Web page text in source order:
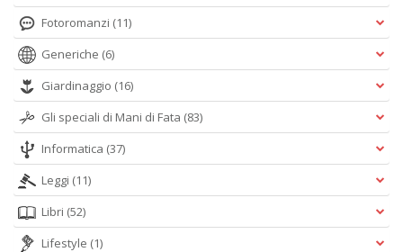
Fotoromanzi (11)
Generiche (6)
Giardinaggio (16)
Gli speciali di Mani di Fata (83)
Informatica (37)
Leggi (11)
Libri (52)
Lifestyle (1)